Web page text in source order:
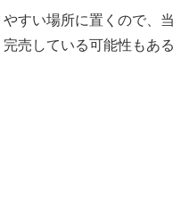
すい場所に置くので、当
売している可能性もある